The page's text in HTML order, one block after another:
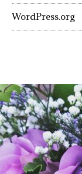
WordPress.org